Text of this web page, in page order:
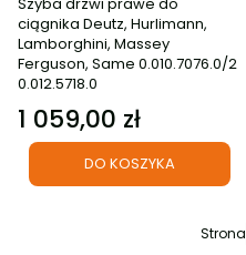
ciągnika Deutz, Hurlimann,
Lamborghini, Massey
Ferguson, Same 0.010.7076.0/2
0.012.5718.0
Cena
1 059,00 zł
DO KOSZYKA
Strona